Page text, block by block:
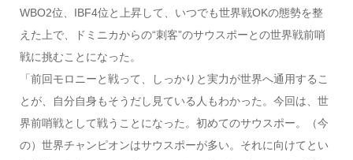
WBO2位、IBF4位と上昇して、いつでも世界戦OKの態勢を整
えた上で、ドミニカからの“刺客”のサウスポーとの世界戦前哨
戦に挑むことになった。
「前回モロニーと戦って、しっかりと実力が世界へ通用するこ
とが、自分自身もそうだし見ている人もわかった。今回は、世
界前哨戦として戦うことになった。初めてのサウスポー。（今
の）世界チャンピオンはサウスポーが多い。それに向けてとい